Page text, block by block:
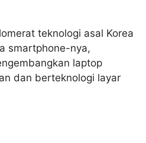
teknologi asal Korea
smartphone-nya,
laptop
dan berteknologi layar